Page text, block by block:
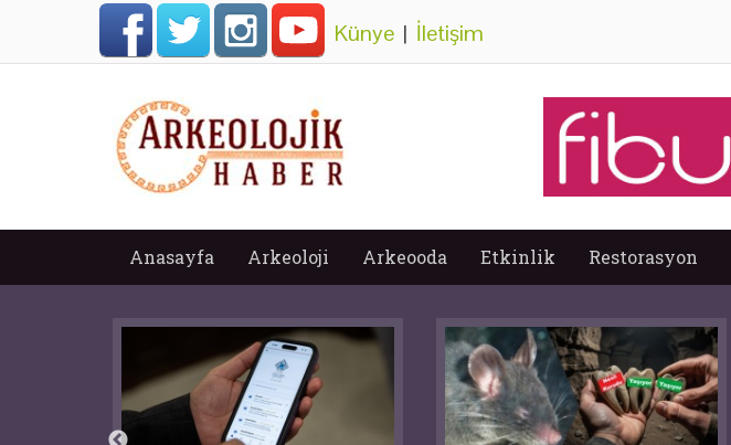
Künye | İletişim
Anasayfa Arkeoloji Arkeooda Etkinlik Restorasyon